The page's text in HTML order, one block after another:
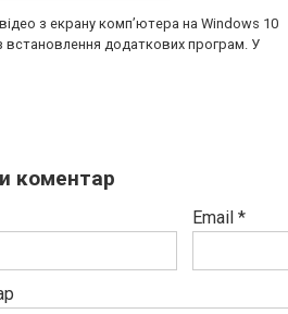
з екрану комп’ютера на Windows 10
встановлення додаткових програм. У
коментар
Email *